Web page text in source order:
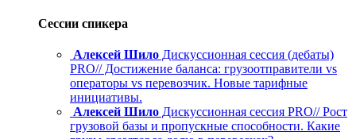
Сессии спикера
Алексей Шило Дискуссионная сессия (дебаты)
PRO// Достижение баланса: грузоотправители vs
операторы vs перевозчик. Новые тарифные
инициативы.
Алексей Шило Дискуссионная сессия PRO// Рост
грузовой базы и пропускные способности. Какие